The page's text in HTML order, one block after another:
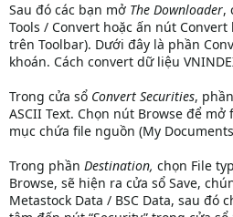
Sau đó các bạn mở The Downloader,
Tools / Convert hoặc ấn nút
trên Toolbar). Dưới đây là phần
khoán. Cách convert dữ liệu
Trong cửa sổ Convert Securities,
ASCII Text. Chọn nút Browse để
mục chứa file nguồn (My
Trong phần Destination, chọn File
Browse, sẽ hiện ra cửa sổ Save,
Metastock Data / BSC Data, sau đó